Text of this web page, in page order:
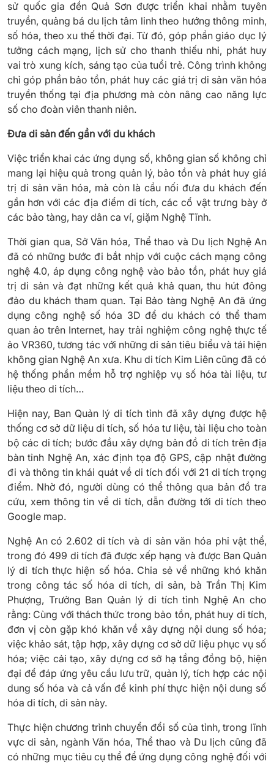
sử quốc gia đền Quả Sơn được triển khai nhằm tuyên
truyền, quảng bá du lịch tâm linh theo hướng thông minh,
số hóa, theo xu thế thời đại. Từ đó, góp phần giáo dục lý
tưởng cách mạng, lịch sử cho thanh thiếu nhi, phát huy
vai trò xung kích, sáng tạo của tuổi trẻ. Công trình không
chỉ góp phần bảo tồn, phát huy các giá trị di sản văn hóa
truyền thống tại địa phương mà còn nâng cao năng lực
số cho đoàn viên thanh niên.
Đưa di sản đến gần với du khách
Việc triển khai các ứng dụng số, không gian số không chỉ
mang lại hiệu quả trong quản lý, bảo tồn và phát huy giá
trị di sản văn hóa, mà còn là cầu nối đưa du khách đến
gần hơn với các địa điểm di tích, các cổ vật trưng bày ở
các bảo tàng, hay dân ca ví, giặm Nghệ Tĩnh.
Thời gian qua, Sở Văn hóa, Thể thao và Du lịch Nghệ An
đã có những bước đi bắt nhịp với cuộc cách mạng công
nghệ 4.0, áp dụng công nghệ vào bảo tồn, phát huy giá
trị di sản và đạt những kết quả khả quan, thu hút đông
đảo du khách tham quan. Tại Bảo tàng Nghệ An đã ứng
dụng công nghệ số hóa 3D để du khách có thể tham
quan ảo trên Internet, hay trải nghiệm công nghệ thực tế
ảo VR360, tương tác với những di sản tiêu biểu và tái hiện
không gian Nghệ An xưa. Khu di tích Kim Liên cũng đã có
hệ thống phần mềm hỗ trợ nghiệp vụ số hóa tài liệu, tư
liệu theo di tích…
Hiện nay, Ban Quản lý di tích tỉnh đã xây dựng được hệ
thống cơ sở dữ liệu di tích, số hóa tư liệu, tài liệu cho toàn
bộ các di tích; bước đầu xây dựng bản đồ di tích trên địa
bàn tỉnh Nghệ An, xác định tọa độ GPS, cập nhật đường
đi và thông tin khái quát về di tích đối với 21 di tích trọng
điểm. Nhờ đó, người dùng có thể thông qua bản đồ tra
cứu, xem thông tin về di tích, dẫn đường tới di tích theo
Google map.
Nghệ An có 2.602 di tích và di sản văn hóa phi vật thể,
trong đó 499 di tích đã được xếp hạng và được Ban Quản
lý di tích thực hiện số hóa. Chia sẻ về những khó khăn
trong công tác số hóa di tích, di sản, bà Trần Thị Kim
Phượng, Trưởng Ban Quản lý di tích tỉnh Nghệ An cho
rằng: Cùng với thách thức trong bảo tồn, phát huy di tích,
đơn vị còn gặp khó khăn về xây dựng nội dung số hóa;
việc khảo sát, tập hợp, xây dựng cơ sở dữ liệu phục vụ số
hóa; việc cải tạo, xây dựng cơ sở hạ tầng đồng bộ, hiện
đại để đáp ứng yêu cầu lưu trữ, quản lý, tích hợp các nội
dung số hóa và cả vấn đề kinh phí thực hiện nội dung số
hóa di tích, di sản này.
Thực hiện chương trình chuyển đổi số của tỉnh, trong lĩnh
vực di sản, ngành Văn hóa, Thể thao và Du lịch cũng đã
có những mục tiêu cụ thể để ứng dụng công nghệ đối với